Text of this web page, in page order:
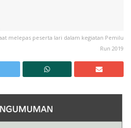
melepas peserta lari dalam kegiatan Pemilu
Run 2019